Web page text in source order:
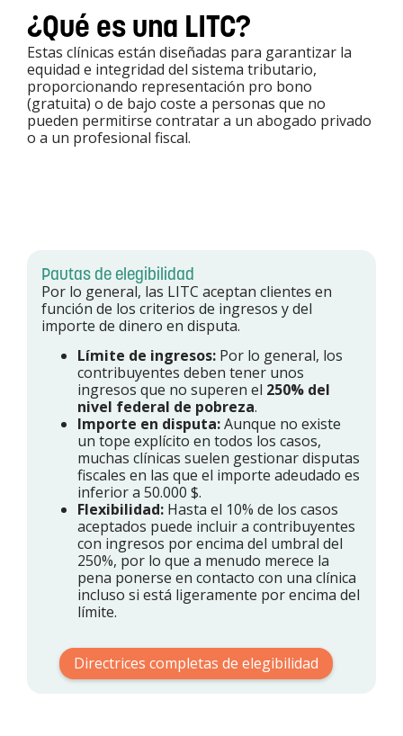
¿Qué es una LITC?
Estas clínicas están diseñadas para garantizar la
equidad e integridad del sistema tributario,
proporcionando representación pro bono
(gratuita) o de bajo coste a personas que no
pueden permitirse contratar a un abogado privado
o a un profesional fiscal.
Pautas de elegibilidad
Por lo general, las LITC aceptan clientes en
función de los criterios de ingresos y del
importe de dinero en disputa.
Límite de ingresos: Por lo general, los
contribuyentes deben tener unos
ingresos que no superen el 250% del
nivel federal de pobreza.
Importe en disputa:Aunque no existe
un tope explícito en todos los casos,
muchas clínicas suelen gestionar disputas
fiscales en las que el importe adeudado es
inferior a 50.000 $.
Flexibilidad: Hasta el 10% de los casos
aceptados puede incluir a contribuyentes
con ingresos por encima del umbral del
250%, por lo que a menudo merece la
pena ponerse en contacto con una clínica
incluso si está ligeramente por encima del
límite.
Directrices completas de elegibilidad